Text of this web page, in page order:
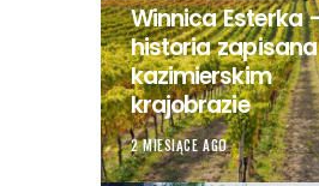
Winnica Esterka
historia
kazimierskim
krajobrazie
2 MIESIĄCE AGO